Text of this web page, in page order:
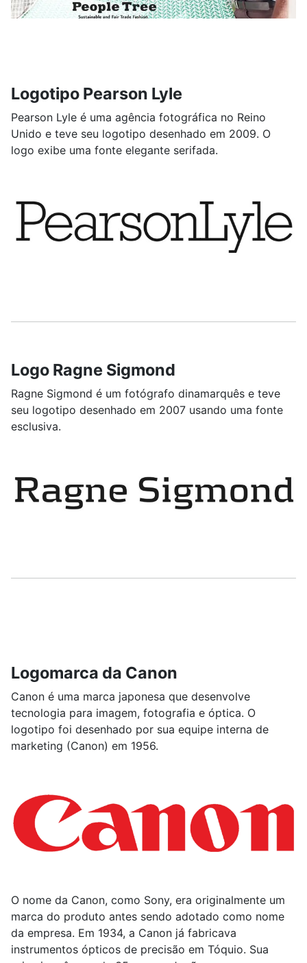
Logotipo Pearson Lyle
Pearson Lyle é uma agência fotográfica no Reino
Unido e teve seu logotipo desenhado em 2009. O
logo exibe uma fonte elegante serifada.
Logo Ragne Sigmond
Ragne Sigmond é um fotógrafo dinamarquês e teve
seu logotipo desenhado em 2007 usando uma fonte
esclusiva.
Logomarca da Canon
Canon é uma marca japonesa que desenvolve
tecnologia para imagem, fotografia e óptica. O
logotipo foi desenhado por sua equipe interna de
marketing (Canon) em 1956.
O nome da Canon, como Sony, era originalmente um
marca do produto antes sendo adotado como nome
da empresa. Em 1934, a Canon já fabricava
instrumentos ópticos de precisão em Tóquio. Sua